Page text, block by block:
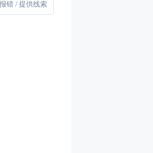
错 / 提供线索